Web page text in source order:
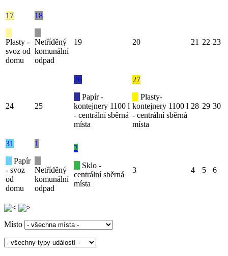
17
Plasty -
svoz od
domu
18
Netříděný
komunální
odpad
19 20 21 22 23
24 25
26
Papír -
kontejnery 1100 l
- centrální sběrná
místa
27
Plasty-
kontejnery 1100 l
- centrální sběrná
místa
28 29 30
31
Papír
- svoz
od
domu
1
Netříděný
komunální
odpad
2
Sklo -
centrální sběrná
místa
3 4 5 6
Místo